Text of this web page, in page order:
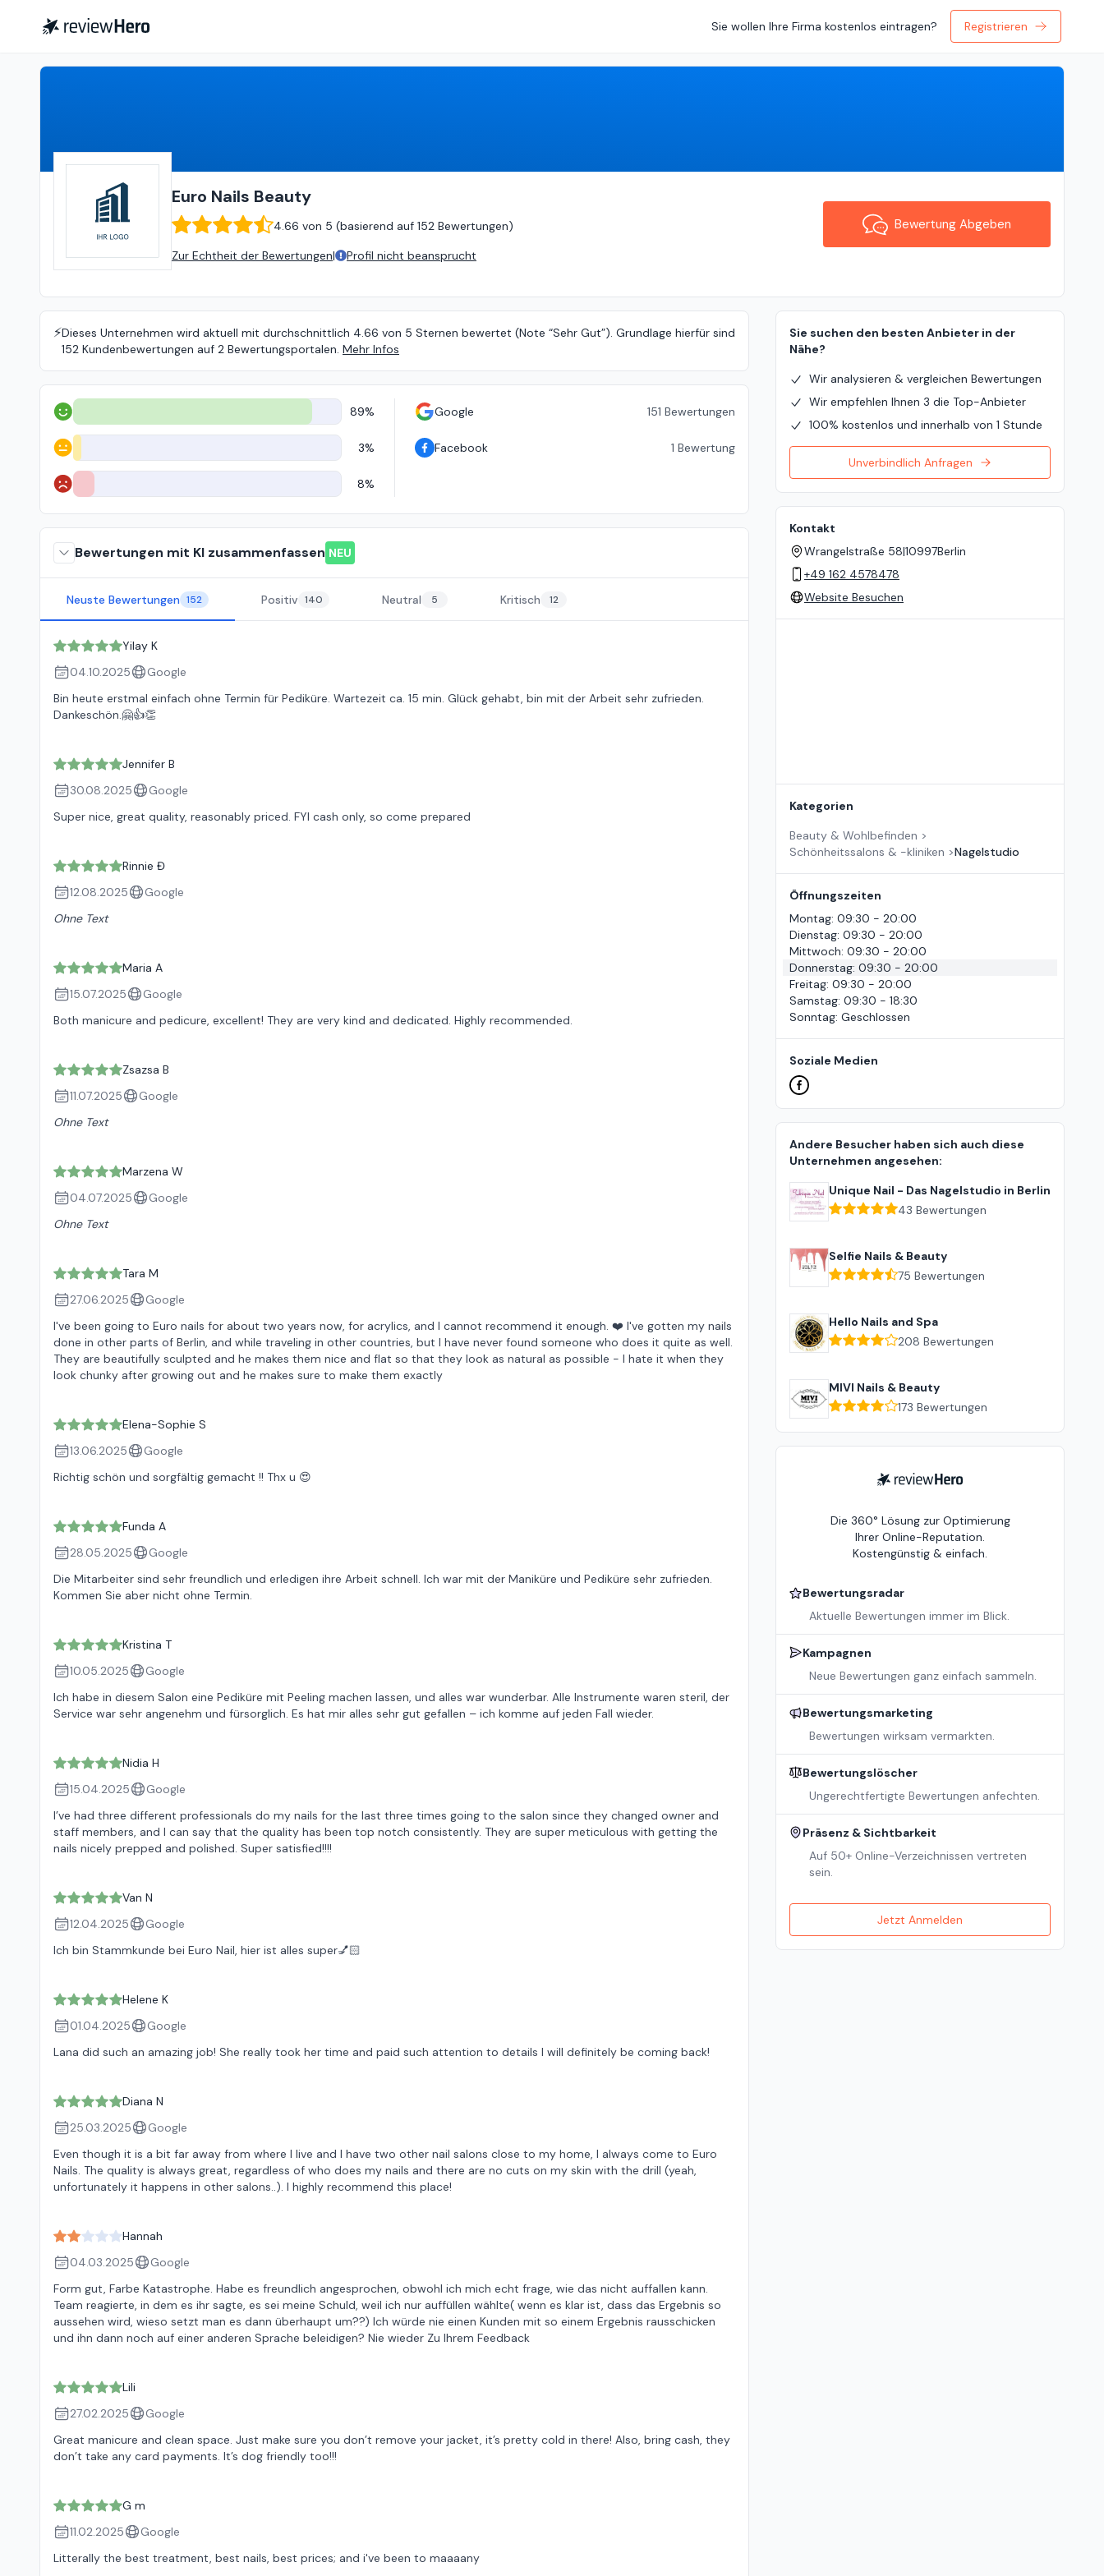
Sie wollen Ihre Firma kostenlos eintragen? Registrieren
Euro Nails Beauty
4.66 von 5 (basierend auf 152 Bewertungen)
Zur Echtheit der Bewertungen| Profil nicht beansprucht
Bewertung Abgeben
⚡️Dieses Unternehmen wird aktuell mit durchschnittlich 4.66 von 5 Sternen bewertet (Note “Sehr Gut”). Grundlage hierfür sind
152 Kundenbewertungen auf 2 Bewertungsportalen. Mehr Infos
Positiv 89%
Neutral 3%
Negativ 8%
Google 151 Bewertungen
Facebook 1 Bewertung
Bewertungen mit KI zusammenfassen NEU
Neuste Bewertungen 152 Positiv 140 Neutral 5 Kritisch 12
Yilay K
04.10.2025
Google
Bin heute erstmal einfach ohne Termin für Pediküre. Wartezeit ca. 15 min. Glück gehabt, bin mit der Arbeit sehr zufrieden.
Dankeschön.🤗👍👏
Jennifer B
30.08.2025
Google
Super nice, great quality, reasonably priced. FYI cash only, so come prepared
Rinnie Đ
12.08.2025
Google
Ohne Text
Maria A
15.07.2025
Google
Both manicure and pedicure, excellent! They are very kind and dedicated. Highly recommended.
Zsazsa B
11.07.2025
Google
Ohne Text
Marzena W
04.07.2025
Google
Ohne Text
Tara M
27.06.2025
Google
I've been going to Euro nails for about two years now, for acrylics, and I cannot recommend it enough. ❤️ I've gotten my nails
done in other parts of Berlin, and while traveling in other countries, but I have never found someone who does it quite as well.
They are beautifully sculpted and he makes them nice and flat so that they look as natural as possible - I hate it when they
look chunky after growing out and he makes sure to make them exactly
Elena-Sophie S
13.06.2025
Google
Richtig schön und sorgfältig gemacht !! Thx u 😍
Funda A
28.05.2025
Google
Die Mitarbeiter sind sehr freundlich und erledigen ihre Arbeit schnell. Ich war mit der Maniküre und Pediküre sehr zufrieden.
Kommen Sie aber nicht ohne Termin.
Kristina T
10.05.2025
Google
Ich habe in diesem Salon eine Pediküre mit Peeling machen lassen, und alles war wunderbar. Alle Instrumente waren steril, der
Service war sehr angenehm und fürsorglich. Es hat mir alles sehr gut gefallen – ich komme auf jeden Fall wieder.
Nidia H
15.04.2025
Google
I’ve had three different professionals do my nails for the last three times going to the salon since they changed owner and
staff members, and I can say that the quality has been top notch consistently. They are super meticulous with getting the
nails nicely prepped and polished. Super satisfied!!!!
Van N
12.04.2025
Google
Ich bin Stammkunde bei Euro Nail, hier ist alles super💅🏻
Helene K
01.04.2025
Google
Lana did such an amazing job! She really took her time and paid such attention to details I will definitely be coming back!
Diana N
25.03.2025
Google
Even though it is a bit far away from where I live and I have two other nail salons close to my home, I always come to Euro
Nails. The quality is always great, regardless of who does my nails and there are no cuts on my skin with the drill (yeah,
unfortunately it happens in other salons..). I highly recommend this place!
Hannah
04.03.2025
Google
Form gut, Farbe Katastrophe. Habe es freundlich angesprochen, obwohl ich mich echt frage, wie das nicht auffallen kann.
Team reagierte, in dem es ihr sagte, es sei meine Schuld, weil ich nur auffüllen wählte( wenn es klar ist, dass das Ergebnis so
aussehen wird, wieso setzt man es dann überhaupt um??) Ich würde nie einen Kunden mit so einem Ergebnis rausschicken
und ihn dann noch auf einer anderen Sprache beleidigen? Nie wieder Zu Ihrem Feedback
Lili
27.02.2025
Google
Great manicure and clean space. Just make sure you don’t remove your jacket, it’s pretty cold in there! Also, bring cash, they
don’t take any card payments. It’s dog friendly too!!!
G m
11.02.2025
Google
Litterally the best treatment, best nails, best prices; and i've been to maaaany
Sie suchen den besten Anbieter in der
Nähe?
Wir analysieren & vergleichen Bewertungen
Wir empfehlen Ihnen 3 die Top-Anbieter
100% kostenlos und innerhalb von 1 Stunde
Unverbindlich Anfragen
Kontakt
Wrangelstraße 58|10997Berlin
+49 162 4578478
Website Besuchen
Kategorien
Beauty & Wohlbefinden >
Schönheitssalons & -kliniken >Nagelstudio
Öffnungszeiten
Montag: 09:30 - 20:00
Dienstag: 09:30 - 20:00
Mittwoch: 09:30 - 20:00
Donnerstag: 09:30 - 20:00
Freitag: 09:30 - 20:00
Samstag: 09:30 - 18:30
Sonntag: Geschlossen
Soziale Medien
Andere Besucher haben sich auch diese
Unternehmen angesehen:
Unique Nail - Das Nagelstudio in Berlin
43 Bewertungen
Selfie Nails & Beauty
75 Bewertungen
Hello Nails and Spa
208 Bewertungen
MIVI Nails & Beauty
173 Bewertungen
ReviewHero
Die 360° Lösung zur Optimierung
Ihrer Online-Reputation.
Kostengünstig & einfach.
Bewertungsradar
Aktuelle Bewertungen immer im Blick.
Kampagnen
Neue Bewertungen ganz einfach sammeln.
Bewertungsmarketing
Bewertungen wirksam vermarkten.
Bewertungslöscher
Ungerechtfertigte Bewertungen anfechten.
Präsenz & Sichtbarkeit
Auf 50+ Online-Verzeichnissen vertreten
sein.
Jetzt Anmelden